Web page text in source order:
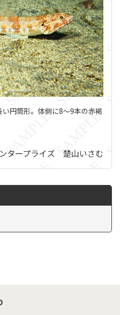
円筒形。体側に8～9本の赤褐
タープライズ 楚山いさむ